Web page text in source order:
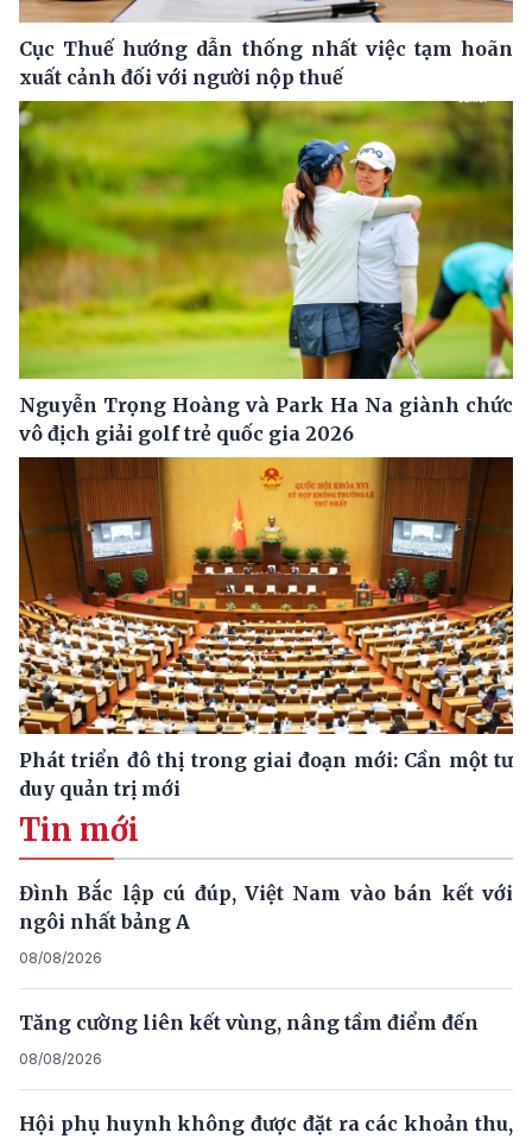
Cục Thuế hướng dẫn thống nhất việc tạm hoãn
xuất cảnh đối với người nộp thuế
Nguyễn Trọng Hoàng và Park Ha Na giành chức
vô địch giải golf trẻ quốc gia 2026
Phát triển đô thị trong giai đoạn mới: Cần một tư
duy quản trị mới
Tin mới
Đình Bắc lập cú đúp, Việt Nam vào bán kết với
ngôi nhất bảng A
08/08/2026
Tăng cường liên kết vùng, nâng tầm điểm đến
08/08/2026
Hội phụ huynh không được đặt ra các khoản thu,